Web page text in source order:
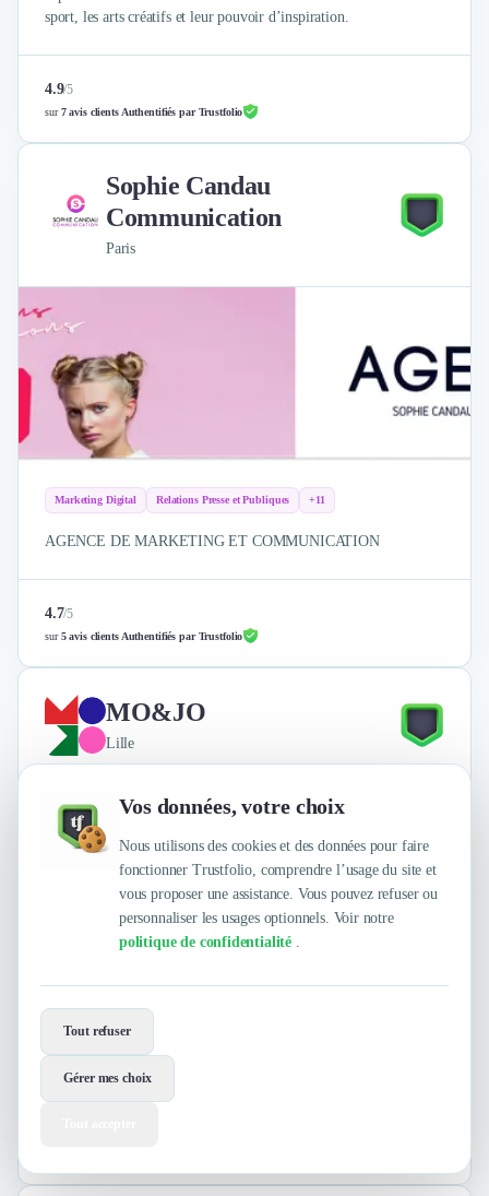
Vos données, votre choix
Nous utilisons des cookies et des données pour faire
fonctionner Trustfolio, comprendre l’usage du site et
vous proposer une assistance. Vous pouvez refuser ou
personnaliser les usages optionnels. Voir notre
politique de confidentialité .
Tout refuser
Gérer mes choix
sport, les arts créatifs et leur pouvoir d’inspiration.
4.9/5
sur7 avis clients Authentifiés par Trustfolio
Sophie Candau
Communication
Paris
Marketing Digital Relations Presse et Publiques +11
AGENCE DE MARKETING ET COMMUNICATION
4.7/5
sur5 avis clients Authentifiés par Trustfolio
MO&JO
Lille
Avoir le mojo, c’est un état d’esprit et c’est le quotidien de
l’agence !